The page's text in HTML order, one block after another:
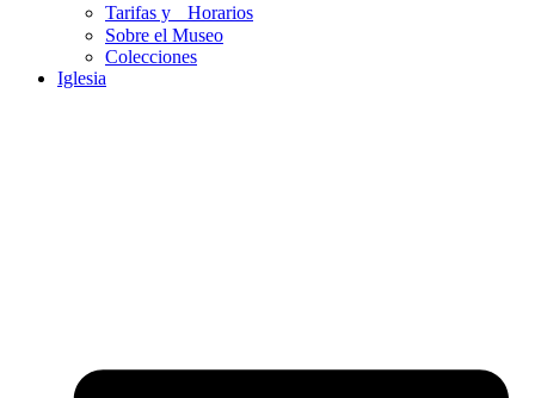
Tarifas y Horarios
Sobre el Museo
Colecciones
Iglesia